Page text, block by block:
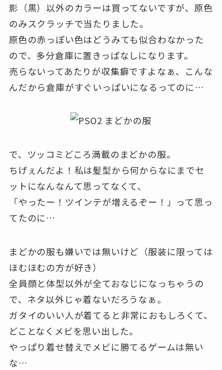
影（黒）以外のカラーは買ってないですが、原色
のみスクラッチで当たりました。
原色の赤っぽい色はどうみても似合わなかった
ので、多分倉庫に置きっぱなしになります。
売らないってあたりが収集癖ですよなぁ、こんな
んだから倉庫がすぐいっぱいになるってのに…
で、ツッコミどころ満載のまどかの服。
ちげぇんだよ！私は髪型から何からなにまでセ
ットになんなんて思ってなくて、
「やったー！ツインテが増えるぞー！」って思っ
てたのに…
まどかの服も嫌いでは無いけど（服装に限っては
ほむほむの方が好き）
全員顔と体型以外が全ておなじになっちゃうの
で、ネタ以外じゃ着ないだろうなぁ。
ガタイのいい人が着てると非常におもしろくて、
どことなくメビを思い出した。
やっぱり着せ替えでメビに勝てるゲームは無い
な…